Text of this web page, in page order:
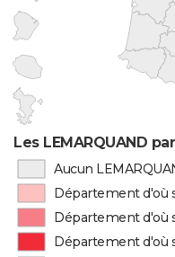
Les LEMARQUAND
Aucun
Département d'où
Département d'où
Département d'où